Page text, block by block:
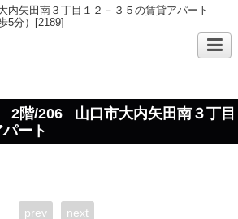
矢田南３丁目１２－３５の賃貸アパート
5分）[2189]
2階/206
山口市大内矢田南３丁目
ート
prev next